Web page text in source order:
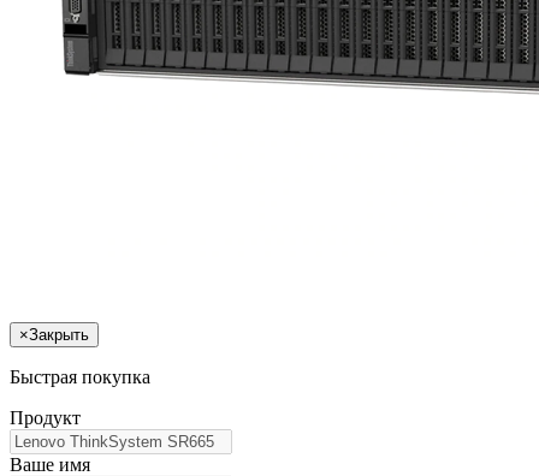
×Закрыть
Быстрая покупка
Продукт
Ваше имя